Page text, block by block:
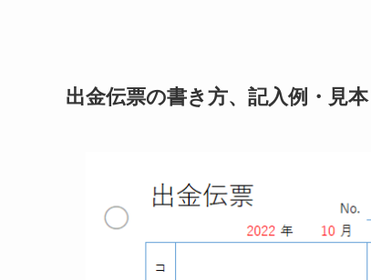
出金伝票の書き方、記入例・見本